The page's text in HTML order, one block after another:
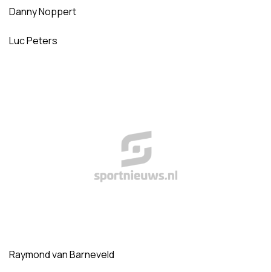
Danny Noppert
Luc Peters
Raymond van Barneveld